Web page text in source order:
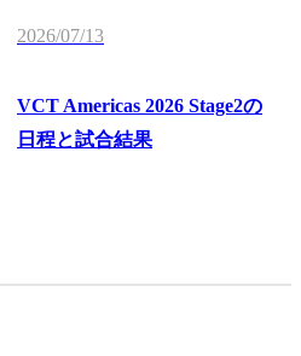
2026/07/13
VCT Americas 2026 Stage2の
日程と試合結果